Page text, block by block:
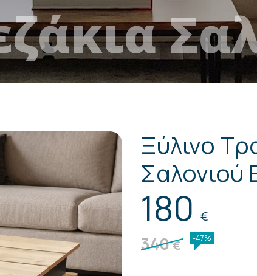
Ξύλινο
Σαλονιού
180 €
340€ -47%